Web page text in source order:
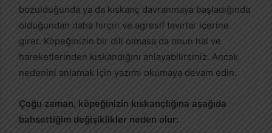
bozulduğunda ya da kıskanç davranmaya başladığında
olduğundan daha hırçın ve agresif tavırlar içerine
girer. Köpeğinizin bir dili olmasa da onun hal ve
hareketlerinden kıskandığını anlayabilirsiniz. Ancak
nedenini anlamak için yazımı okumaya devam edin.
Çoğu zaman, köpeğinizin kıskançlığına aşağıda
bahsettiğim değişiklikler neden olur: